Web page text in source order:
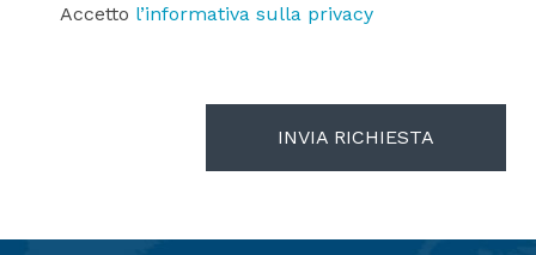
Accetto l’informativa sulla privacy
INVIA RICHIESTA